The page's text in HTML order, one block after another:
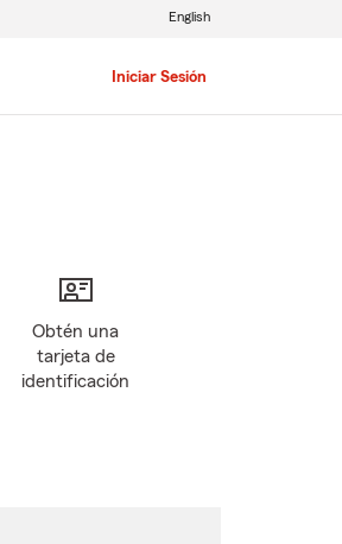
Iniciar Sesión
English
Obtén una
tarjeta de
identificación